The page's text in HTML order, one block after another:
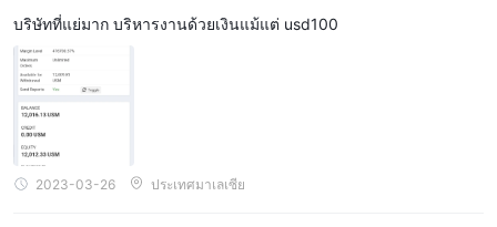
ธรรมเนียมสำหรับการแปลงสกุลเงิน ซึ่งคิดเป็น 3% ของจำนวนเงินที่
ทำธุรกรรม เป็นสิ่งสำคัญสำหรับเทรดเดอร์ที่จะต้องตรวจสอบค่า
ธรรมเนียมที่ไม่ใช่การซื้อขายของโบรกเกอร์ใดๆ ที่พวกเขากำลัง
พิจารณาอย่างรอบคอบ เนื่องจากค่าธรรมเนียมเหล่านี้อาจเพิ่มขึ้นเมื่อ
เวลาผ่านไปและส่งผลต่อความสามารถในการทำกำไรโดยรวม
ฝาก & ถอน
บริษัทที่แย่มาก บริหารงานด้วยเงินแม้แต่ usd100
2023-03-26 ประเทศมาเลเซีย